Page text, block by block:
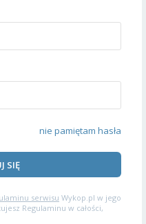
nie pamiętam hasła
SIĘ
serwisu Wykop.pl w jego
Regulaminu w całości,